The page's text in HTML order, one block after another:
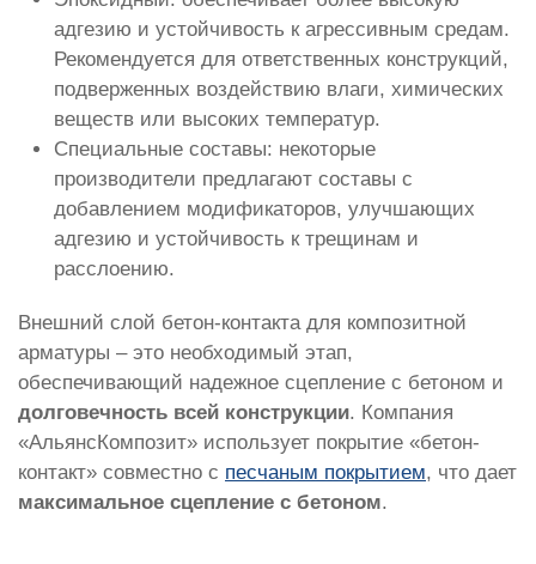
адгезию и устойчивость к агрессивным средам.
Рекомендуется для ответственных конструкций,
подверженных воздействию влаги, химических
веществ или высоких температур.
Специальные составы: некоторые
производители предлагают составы с
добавлением модификаторов, улучшающих
адгезию и устойчивость к трещинам и
расслоению.
Внешний слой бетон-контакта для композитной
арматуры – это необходимый этап,
обеспечивающий надежное сцепление с бетоном и
долговечность всей конструкции. Компания
«АльянсКомпозит» использует покрытие «бетон-
контакт» совместно с песчаным покрытием, что дает
максимальное сцепление с бетоном.